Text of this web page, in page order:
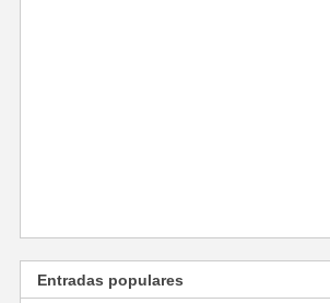
Entradas populares